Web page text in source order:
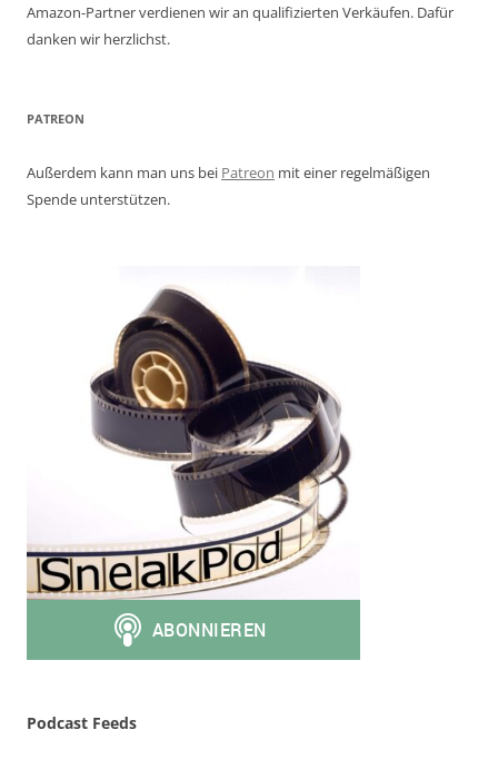
Amazon-Partner verdienen wir an qualifizierten Verkäufen. Dafür
danken wir herzlichst.
PATREON
Außerdem kann man uns bei Patreon mit einer regelmäßigen
Spende unterstützen.
Podcast Feeds